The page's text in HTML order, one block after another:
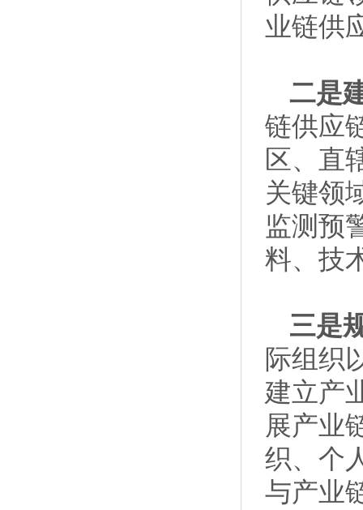
业链供
二是
链供应
区、直
关键领
监测预
料、技
三是
际组织
建立产
展产业
织、个
与产业